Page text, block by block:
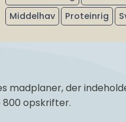
Middelhav
Proteinrig
madplaner, der
opskrifter.